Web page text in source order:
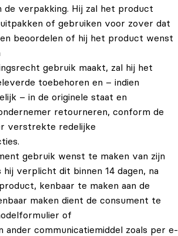
verpakking. Hij zal het product
of gebruiken voor zover dat
beoordelen of hij het product wenst
gebruik maakt, zal hij het
toebehoren en – indien
– in de originele staat en
retourneren, conform de
verstrekte redelijke
gebruik wenst te maken van zijn
verplicht dit binnen 14 dagen, na
kenbaar te maken aan de
maken dient de consument te
of
ander communicatiemiddel zoals per e-